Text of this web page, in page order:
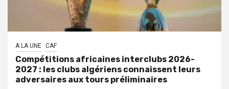
A LA UNE CAF
Compétitions africaines interclubs 2026-
2027 : les clubs algériens connaissent leurs
adversaires aux tours préliminaires